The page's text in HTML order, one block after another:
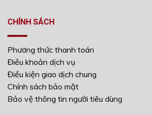
CHÍNH SÁCH
Phương thức thanh toán
Điều khoản dịch vụ
Điều kiện giao dịch chung
Chính sách bảo mật
Bảo vệ thông tin người tiêu dùng